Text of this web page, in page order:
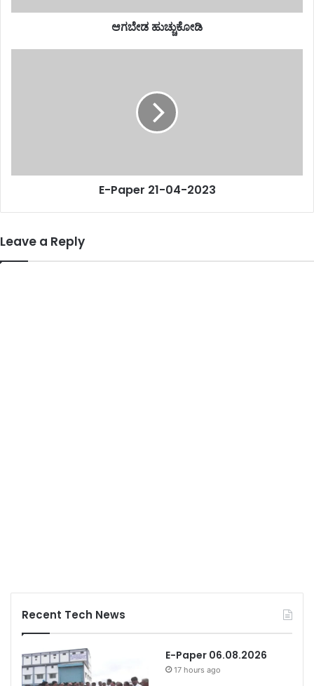
ಆಗಬೇಡ ಹುಚ್ಚುಕೋಡಿ
E-Paper 21-04-2023
Leave a Reply
Recent Tech News
E-Paper 06.08.2026
17 hours ago